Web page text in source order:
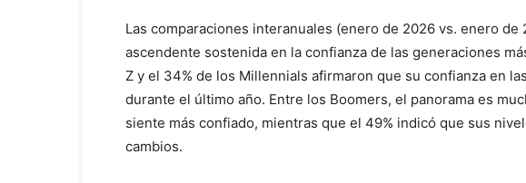
Las comparaciones interanuales (enero de 2026 vs. enero
ascendente sostenida en la confianza de las generaciones
Z y el 34% de los Millennials afirmaron que su confianza en
durante el último año. Entre los Boomers, el panorama es
siente más confiado, mientras que el 49% indicó que sus
cambios.